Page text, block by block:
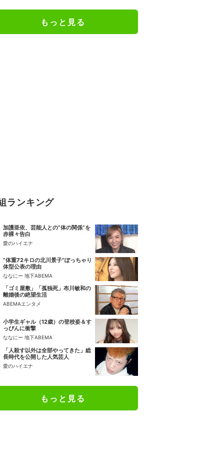
もっと見る
ランキング
加護亜依、芸能人との“体の関係”を
赤裸々告白
愛のハイエナ
“体重72キロの北川景子”ぽっちゃり
体型公表の理由
ななにー 地下ABEMA
「ゴミ屋敷」「孤独死」布川敏和の
離婚後の絶望生活
ABEMAエンタメ
小学生ギャル（12歳）の登校姿＆す
っぴんに衝撃
ななにー 地下ABEMA
「人殺す以外は全部やってきた」総
長時代を公開した人気芸人
愛のハイエナ
もっと見る